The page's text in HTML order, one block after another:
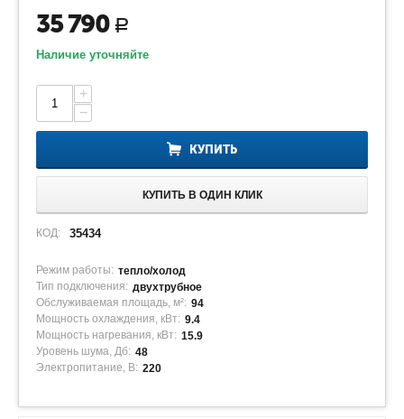
35 790 Р
Наличие уточняйте
+
−
КУПИТЬ
КУПИТЬ В ОДИН КЛИК
КОД: 35434
Режим работы: тепло/холод
Тип подключения: двухтрубное
Обслуживаемая площадь, м²: 94
Мощность охлаждения, кВт: 9.4
Мощность нагревания, кВт: 15.9
Уровень шума, Дб: 48
Электропитание, В: 220